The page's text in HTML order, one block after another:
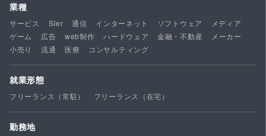
業種
サービス SIer 通信 インターネット ソフトウェア
メディア
ゲーム
広告 web制作 ハードウェア 金融・不動産
メーカー
小売り
流通 医療 コンサルティング
就業形態
フリーランス（常駐） フリーランス（在宅）
勤務地